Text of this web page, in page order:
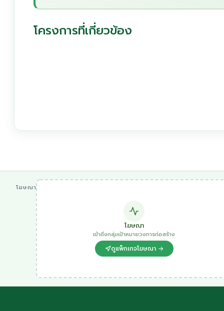
โครงการที่เกี่ยวข้อง
โฆษณา
โฆษณา
เข้าถึงกลุ่มเป้าหมายวงการก่อสร้าง
ดูแพ็กเกจโฆษณา →